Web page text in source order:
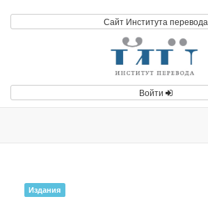
Сайт Института перевода
Войти
Издания